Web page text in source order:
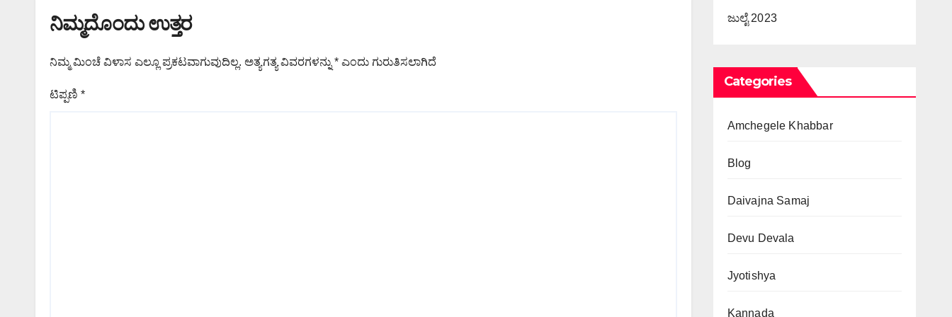
ನಿಮ್ಮದೊಂದು ಉತ್ತರ
ನಿಮ್ಮ ಮಿಂಚೆ ವಿಳಾಸ ಎಲ್ಲೂ ಪ್ರಕಟವಾಗುವುದಿಲ್ಲ. ಅತ್ಯಗತ್ಯ ವಿವರಗಳನ್ನು * ಎಂದು ಗುರುತಿಸಲಾಗಿದೆ
ಟಿಪ್ಪಣಿ *
ಜುಲೈ 2023
Categories
Amchegele Khabbar
Blog
Daivajna Samaj
Devu Devala
Jyotishya
Kannada